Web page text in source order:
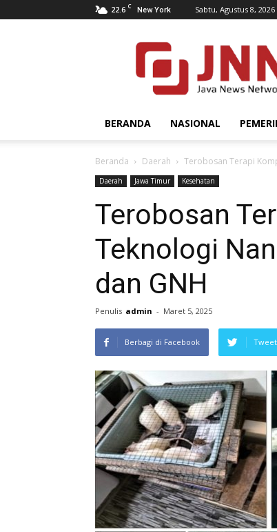
22.6 C New York Sabtu, Agustus 8, 2026
JNN.co.id
BERANDA NASIONAL
Beranda Daerah Terobosan Terapi
Daerah Jawa Timur Kesehatan
Terobosan
Teknologi
dan GNH
Penulis admin - Maret 5, 2025
Berbagi di Facebook